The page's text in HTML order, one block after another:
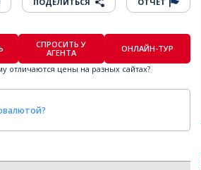
СПРОСИТЬ У
АГЕНТА
ОНЛАЙН-ТУР
отличаются цены на разных сайтах?